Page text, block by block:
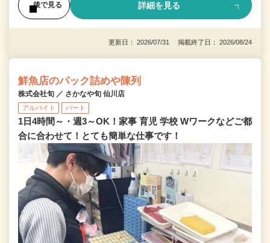
後で見る 詳細を見る
更新日： 2026/07/31 掲載終了日： 2026/08/24
鮮魚店のパック詰めや陳列
株式会社旬 ／ さかなや旬 仙川店
アルバイト パート
1日4時間～・週3～OK！家事 育児 学校 Wワークなどご都
合に合わせて！とても簡単な仕事です！